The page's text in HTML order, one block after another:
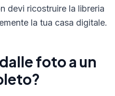
devi ricostruire la libreria
la tua casa digitale.
foto a un